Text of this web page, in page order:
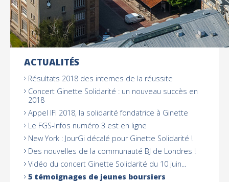
NAVIGATION
ACTUALITÉS
Résultats 2018 des internes de la réussite
Concert Ginette Solidarité : un nouveau succès en
2018
Appel IFI 2018, la solidarité fondatrice à Ginette
Le FGS-Infos numéro 3 est en ligne
New York : JourGi décalé pour Ginette Solidarité !
Des nouvelles de la communauté BJ de Londres !
Vidéo du concert Ginette Solidarité du 10 juin...
5 témoignages de jeunes boursiers